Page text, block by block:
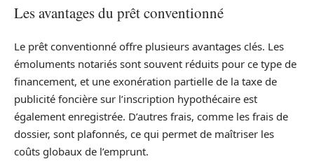
Les avantages du prêt conventionné
Le prêt conventionné offre plusieurs avantages clés. Les
émoluments notariés sont souvent réduits pour ce type de
financement, et une exonération partielle de la taxe de
publicité foncière sur l’inscription hypothécaire est
également enregistrée. D’autres frais, comme les frais de
dossier, sont plafonnés, ce qui permet de maîtriser les
coûts globaux de l’emprunt.